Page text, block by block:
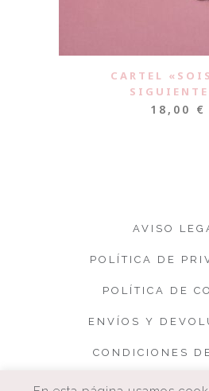
CARTEL
18,00 €
AVISO
POLÍTICA DE
POLÍTICA DE
ENVÍOS Y
CONDICIONES